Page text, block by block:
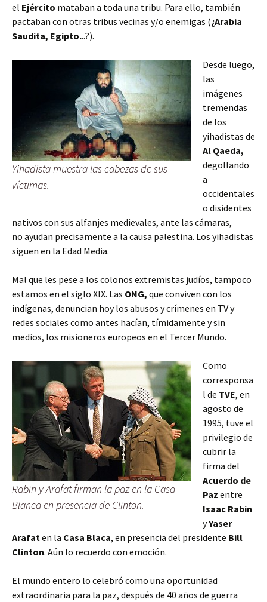
el Ejército mataban a toda una tribu. Para ello, también
pactaban con otras tribus vecinas y/o enemigas (¿Arabia
Saudita, Egipto...?).
Yihadista muestra las cabezas de sus
víctimas.
Desde luego,
las
imágenes
tremendas
de los
yihadistas de
Al Qaeda,
degollando
a
occidentales
o disidentes
nativos con sus alfanjes medievales, ante las cámaras,
no ayudan precisamente a la causa palestina. Los yihadistas
siguen en la Edad Media.
Mal que les pese a los colonos extremistas judíos, tampoco
estamos en el siglo XIX. Las ONG, que conviven con los
indígenas, denuncian hoy los abusos y crímenes en TV y
redes sociales como antes hacían, tímidamente y sin
medios, los misioneros europeos en el Tercer Mundo.
Rabin y Arafat firman la paz en la Casa
Blanca en presencia de Clinton.
Como
corresponsa
l de TVE, en
agosto de
1995, tuve el
privilegio de
cubrir la
firma del
Acuerdo de
Paz entre
Isaac Rabin
yYaser
Arafat en la Casa Blaca, en presencia del presidente Bill
Clinton. Aún lo recuerdo con emoción.
El mundo entero lo celebró como una oportunidad
extraordinaria para la paz, después de 40 años de guerra